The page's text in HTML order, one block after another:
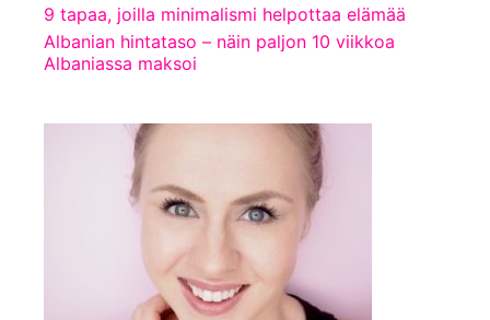
9 tapaa, joilla minimalismi helpottaa elämää
Albanian hintataso – näin paljon 10 viikkoa
Albaniassa maksoi